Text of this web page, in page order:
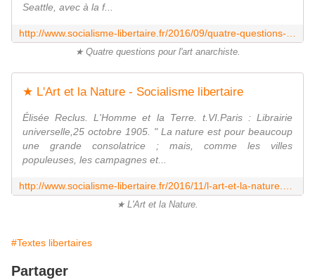
Seattle, avec à la f...
★ Quatre questions pour l'art anarchiste.
★ L'Art et la Nature - Socialisme libertaire
Élisée Reclus. L'Homme et la Terre. t.VI.Paris : Librairie
universelle,25 octobre 1905. " La nature est pour beaucoup
une grande consolatrice ; mais, comme les villes
populeuses, les campagnes et...
★ L'Art et la Nature.
#Textes libertaires
Partager